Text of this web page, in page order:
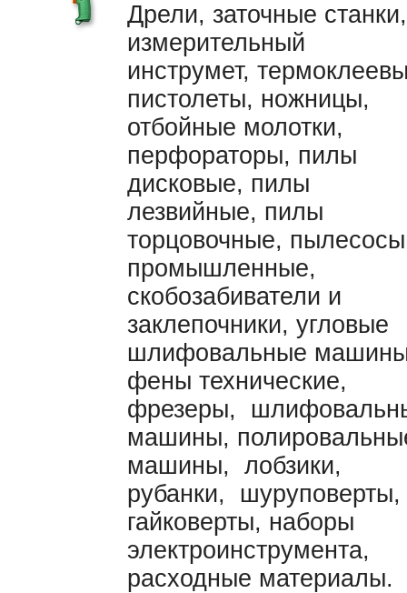
Дрели, заточные станки,
измерительный
инструмет,
пистолеты, ножницы,
отбойные молотки,
перфораторы, пилы
дисковые, пилы
лезвийные, пилы
торцовочные, пылесосы
промышленные,
скобозабиватели и
заклепочники, угловые
шлифовальные
фены технические,
фрезеры,
машины,
машины, лобзики,
рубанки, шуруповерты,
гайковерты, наборы
электроинструмента,
расходные материалы.